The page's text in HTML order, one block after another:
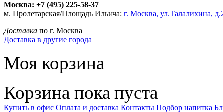
Москва: +7 (495) 225-58-37
м. Пролетарская/Площадь Ильича: г. Москва, ул.Талалихина,
Доставка по г. Москва
Доставка в другие города
Моя корзина
Корзина пока пуста
Купить в офис Оплата и доставка Контакты Подбор напитка